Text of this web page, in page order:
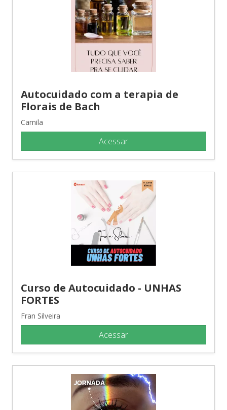
Autocuidado com a terapia de
Florais de Bach
Camila
Acessar
Curso de Autocuidado - UNHAS
FORTES
Fran Silveira
Acessar